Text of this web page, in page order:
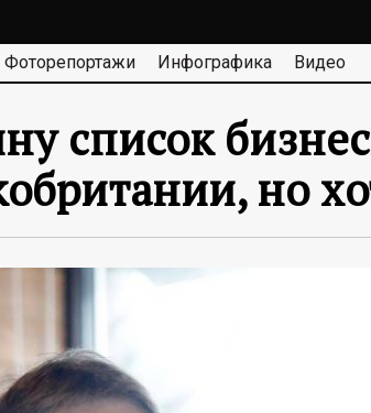
Фоторепортажи Инфографика Видео
список
но